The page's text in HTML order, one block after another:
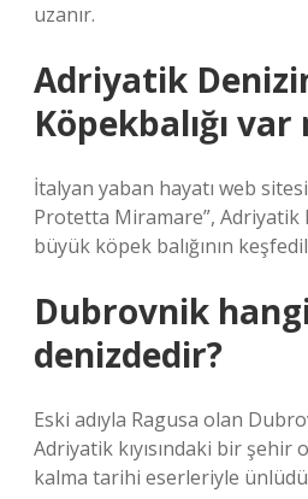
uzanır.
Adriyatik
Köpekbalığı var
İtalyan yaban hayatı web
Protetta Miramare”, Adriyatik
büyük köpek balığının
Dubrovnik
denizdedir?
Eski adıyla Ragusa olan
Adriyatik kıyısındaki bir şehir
kalma tarihi eserleriyle